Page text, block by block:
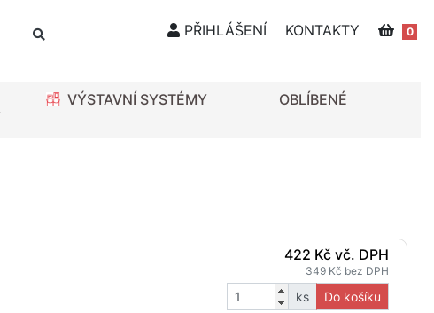
PŘIHLÁŠENÍ KONTAKTY 0
VÝSTAVNÍ SYSTÉMY OBLÍBENÉ
422 Kč vč. DPH
349 Kč bez DPH
ks Do košíku